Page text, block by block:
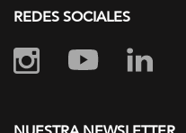
REDES SOCIALES